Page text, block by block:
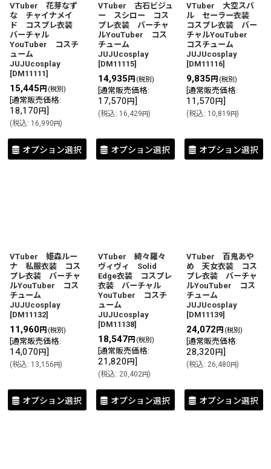
VTuber 花芽なず
な チャイナメイ
ド コスプレ衣装
バーチャル
YouTuber コスチ
ューム
JUJUcosplay
[DM11111]
15,445 円 (税別)
通常販売価格:
18,170 円]
(税込: 16,990円)
オプション選択
VTuber 古石ビジュ
ー スシロー コス
プレ衣装 バーチャ
ルYouTuber コス
チューム
JUJUcosplay
[DM11115]
14,935 円 (税別)
通常販売価格:
17,570 円]
(税込: 16,429円)
オプション選択
VTuber 大空スバ
ル セーラー衣装
コスプレ衣装 バー
チャルYouTuber
コスチューム
JUJUcosplay
[DM11116]
9,835 円 (税別)
通常販売価格:
11,570 円]
(税込: 10,819円)
オプション選択
VTuber 姫森ルー
ナ 私服衣装 コス
プレ衣装 バーチャ
ルYouTuber コス
チューム
JUJUcosplay
[DM11132]
11,960円 (税別)
通常販売価格:
14,070 円]
(税込: 13,156円)
オプション選択
VTuber 綺々羅々
ヴィヴィ Solid
Edge衣装 コスプレ
衣装 バーチャル
YouTuber コスチ
ューム
JUJUcosplay
[DM11138]
18,547円 (税別)
通常販売価格:
21,820 円]
(税込: 20,402円)
オプション選択
VTuber 百鬼あや
め 天女衣装 コス
プレ衣装 バーチャ
ルYouTuber コス
チューム
JUJUcosplay
[DM11139]
24,072 円 (税別)
通常販売価格:
28,320 円]
(税込: 26,480円)
オプション選択